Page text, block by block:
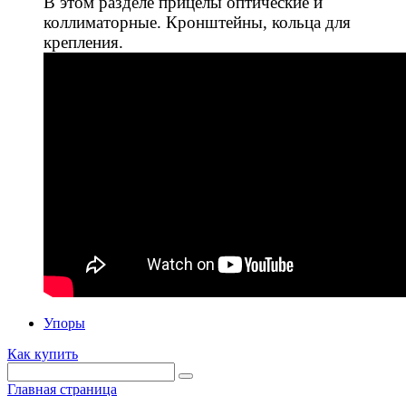
коллиматорные. Кронштейны, кольца для
крепления.
Упоры
Как купить
Главная страница